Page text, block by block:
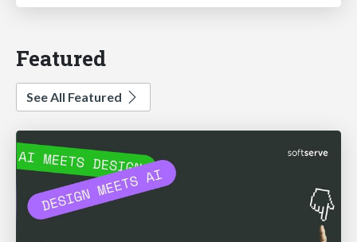
Featured
See All Featured